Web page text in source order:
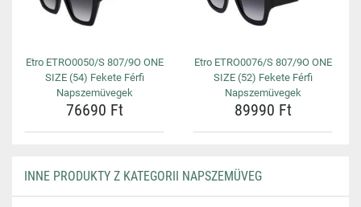
Etro ETRO0050/S 807/9O ONE
SIZE (54) Fekete Férfi
Napszemüvegek
76690 Ft
Etro ETRO0076/S 807/9O ONE
SIZE (52) Fekete Férfi
Napszemüvegek
89990 Ft
INNE PRODUKTY Z KATEGORII NAPSZEMÜVEG